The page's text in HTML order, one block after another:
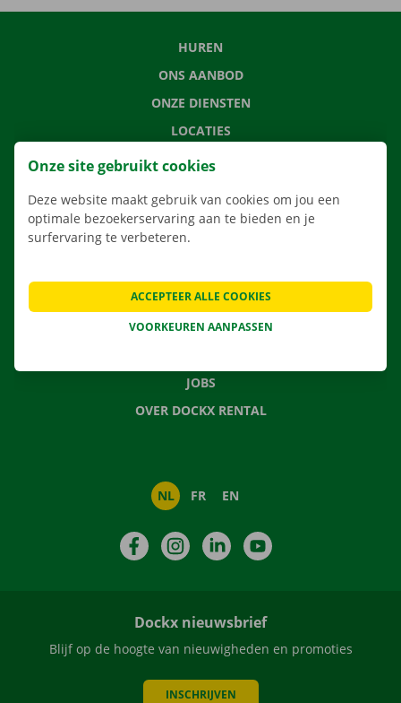
HUREN
ONS AANBOD
ONZE DIENSTEN
LOCATIES
APP
VEELGESTELDE VRAGEN
NIEUWS
JOBS
OVER DOCKX RENTAL
NL FR EN
FacebookInstagramLinkedIn
Dockx nieuwsbrief
Blijf op de hoogte van nieuwigheden en promoties
INSCHRIJVEN
Onze site gebruikt cookies
Deze website maakt gebruik van cookies om jou een
optimale bezoekerservaring aan te bieden en je
surfervaring te verbeteren.
VOORKEUREN AANPASSEN
ACCEPTEER ALLE COOKIES